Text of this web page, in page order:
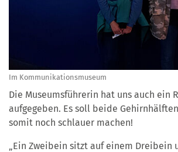
Im Kommunikationsmuseum
Die Museumsführerin hat uns auch ein
aufgegeben. Es soll beide
somit noch schlauer machen!
„Ein Zweibein sitzt auf einem Dreibein